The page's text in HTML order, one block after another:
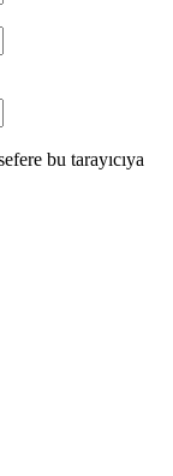
bu tarayıcıya